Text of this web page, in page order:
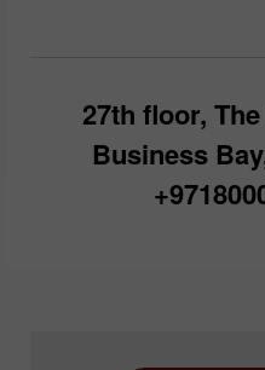
27th floor,
Business